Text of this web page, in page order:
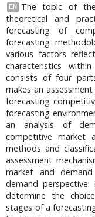
EN
The topic of
theoretical and
forecasting of
forecasting
various factors
characteristics
consists of four
makes an
forecasting
forecasting
an analysis of
competitive market
methods and
assessment
market and
demand
determine the
stages of a